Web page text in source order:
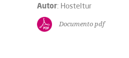
Autor: Hosteltur
Documento pdf